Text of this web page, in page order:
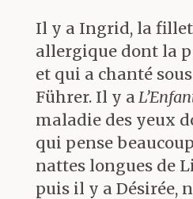
A Sarajevo, Marie
son propre rôle —
en scène (sons, textes
contrairement aux
Sarajevo, elle a
dérouté son
parmi les assiégés.
Si elle ne fut ni l’objet
Il y a Ingrid, la
allergique dont la
et qui a chanté
Führer. Il y a
maladie des yeux
qui pense
nattes longues de
puis il y a Désirée,